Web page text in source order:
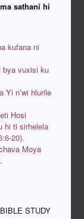
sathani hi
kufana ni
bya vuxisi ku
Yi n’wi hlurile
Hosi
hi ti sirhelela
20).
Moya
STUDY